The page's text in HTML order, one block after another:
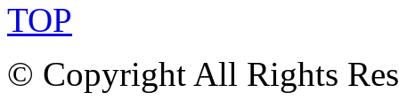
TOP
© Copyright All Rights